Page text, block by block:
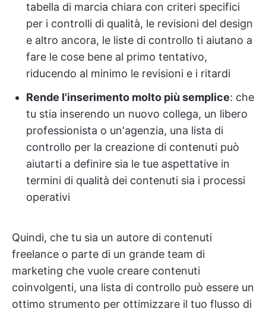
tabella di marcia chiara con criteri specifici
per i controlli di qualità, le revisioni del design
e altro ancora, le liste di controllo ti aiutano a
fare le cose bene al primo tentativo,
riducendo al minimo le revisioni e i ritardi
Rende l'inserimento molto più semplice: che
tu stia inserendo un nuovo collega, un libero
professionista o un'agenzia, una lista di
controllo per la creazione di contenuti può
aiutarti a definire sia le tue aspettative in
termini di qualità dei contenuti sia i processi
operativi
Quindi, che tu sia un autore di contenuti
freelance o parte di un grande team di
marketing che vuole creare contenuti
coinvolgenti, una lista di controllo può essere un
ottimo strumento per ottimizzare il tuo flusso di